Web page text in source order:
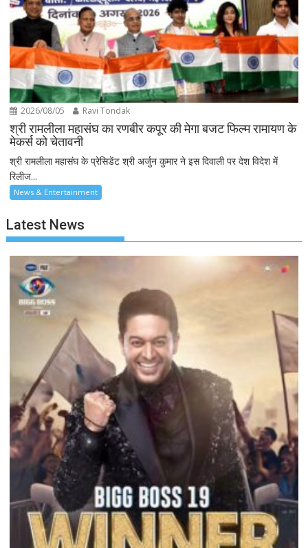
2026/08/05 Ravi Tondak
श्री रामलीला महासंघ का रणबीर कपूर की मेगा बजट फिल्म रामायण के
मेकर्स को चेतावनी
श्री रामलीला महासंघ के प्रेसिडेंट श्री अर्जुन कुमार ने इस दिवाली पर देश विदेश में
रिलीज...
News & Entertainment
Latest News